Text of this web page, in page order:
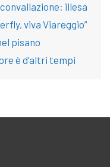
illesa
viva Viareggio”
pisano
è d’altri tempi